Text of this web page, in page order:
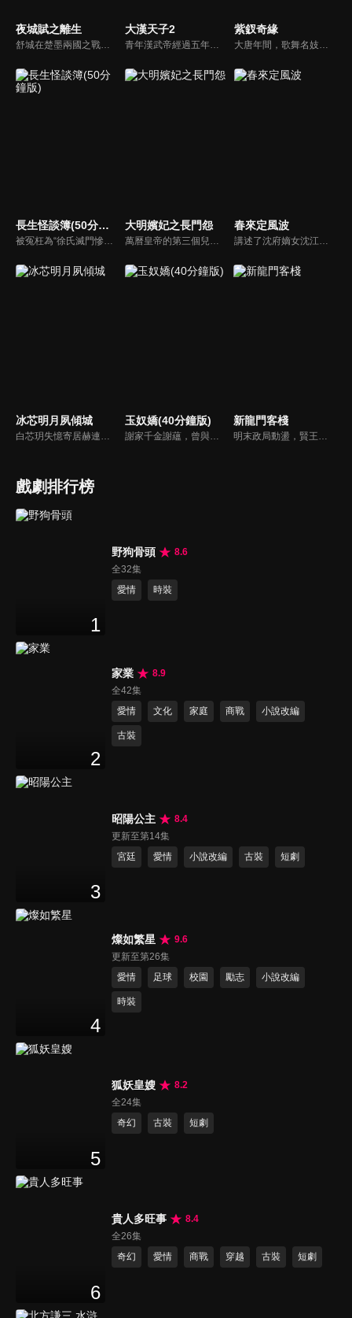
夜城賦之離生
舒城在楚墨兩國之戰中落敗，並成為了墨國五皇女莫茴的魂器。失去自我意識的舒城跟隨姐姐莫茹回到墨國，面對失而復得的妹妹，莫茹欣喜又憂慮。為了保護親人和國家她棄醫從戎，甚至為了保護莫茴不惜被砍掉一條手臂，然而這一切都阻擋不了局勢的動盪不安...
大漢天子2
青年漢武帝經過五年執政，平息後宮勢力、抗拒外患入侵、粉碎政變陰謀，坐穩了皇帝寶座，正是開展雄才大略之時。能臣汲黯受到賞識，並引薦另一位奇才主父偃，漢武帝視其張固再世，委以重任。國力強盛使漢武帝屢屢北伐外族，只是規模巨大的戰爭使漢室逐漸捉襟見肘，諸侯勢力蠢蠢欲動。
紫釵奇緣
大唐年間，歌舞名妓霍小玉、風流俠客納蘭東、書香才子李益和巾幗紅顏盧靖瀾為首的風騷人物，彼此錯綜複雜的命運與感情糾葛。一場指腹為婚的誤會，造成浪漫卻無果的錯點鴛鴦，他們在階級差異與強權壓迫中勇於追求真愛，在宮廷權謀與世俗現實的拉扯中身不由己地被推向命運的叉路...
長生怪談簿(50分鐘版) 大明嬪妃之長門怨 春來定風波
冰芯明月夙傾城
白芯玥失憶寄居赫連府，與赫連夙在查探身世的過程中糾纏不清，彼此間情愫暗生。然而，藍羽軍的謎團、玄璃珠的秘密、以及潛伏在暗處的千機閣，讓他們步步驚心。白芯玥曾經的青梅竹馬沈瀾熠，如今卻是隱藏黑暗勢力的操控者，在愛與仇恨間掙扎。赫連夙和白芯玥能否衝破重重阻礙，找回真相？
玉奴嬌(40分鐘版)
謝家千金謝蘊，曾與殷稷相識相愛，卻被誤會為背叛殷稷轉嫁齊王的始亂終棄之人。殷稷登上王位後，開啟了謝蘊地獄般的宮廷生活。謝蘊在與殷稷的愛恨糾葛中依然守住本心，兩人攜手粉碎了逆賊的陰謀。
新龍門客棧
明末政局動盪，賢王將立為太子，引來敬王與東廠曹少欽暗中謀害。錦衣衛周淮安護送英王遇伏，逃亡途中攜小王爺求助俠女邱莫言，並逃至龍門島。女掌櫃金鑲玉傾心周淮安，三人情義糾葛。最終周力挫奸黨、昭雪忠冤，成就開海開市大業，功成隱退，金鑲玉守候不渝。
戲劇排行榜
1
野狗骨頭
8.6
全32集
愛情
時裝
2
家業
8.9
全42集
愛情
文化 家庭 商戰 小說改編
古裝
3
昭陽公主
8.4
更新至第14集
宮廷
愛情 小說改編 古裝 短劇
4
燦如繁星
9.6
更新至第26集
愛情
足球 校園 勵志 小說改編
時裝
5
狐妖皇嫂
8.2
全24集
奇幻
古裝 短劇
6
貴人多旺事
8.4
全26集
奇幻
愛情 商戰 穿越 古裝 短劇